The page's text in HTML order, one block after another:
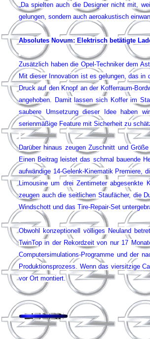
„Da spielten auch die Designer nicht mit,
gelungen, sondern auch aeroakustisch
Absolutes Novum: Elektrisch betätigte
Zusätzlich haben die Opel-Techniker dem
Mit dieser Innovation ist es gelungen, das in
Druck auf den Knopf an der Kofferraum-
angehoben. Damit lassen sich Koffer im
saubere Umsetzung dieser Idee haben
serienmäßige Feature mit Sicherheit zu
Darüber hinaus zeugen Zuschnitt und
Einen Beitrag leistet das schmal bauende
aufwändige 14-Gelenk-Kinematik Premiere,
Limousine um drei Zentimeter
zeugen auch die seitlichen Stau­fächer, die
Windschott und das Tire-Repair-Set
Obwohl konzeptionell völliges Neuland
TwinTop in der Rekordzeit von nur 17
Computersimulations-Programme und der
Produktionsprozess. Wenn das viersitzige
vor Ort montiert.